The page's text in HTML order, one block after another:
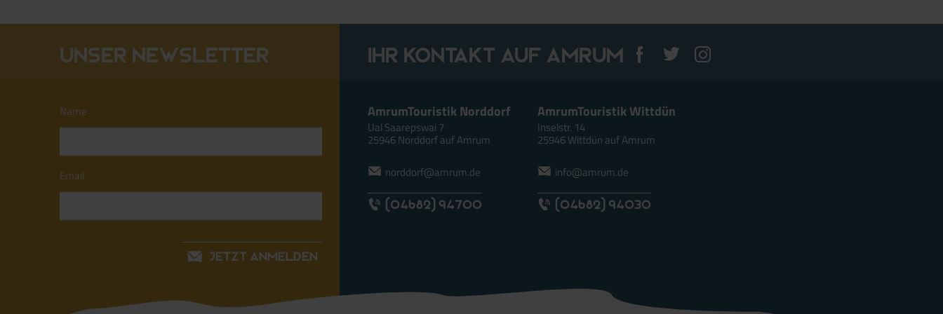
Unser Newsletter Ihr Kontakt auf Amrum
Name
Email
JETZT ANMELDEN
AmrumTouristik Norddorf
Ual Saarepswai 7
25946 Norddorf auf Amrum
norddorf@amrum.de
(04682) 94700
AmrumTouristik Wittdün
Inselstr. 14
25946 Wittdün auf Amrum
info@amrum.de
(04682) 94030